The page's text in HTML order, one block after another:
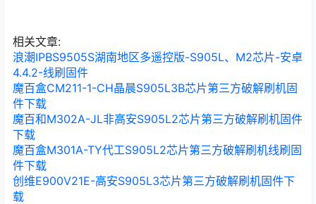
相关文章:
浪潮IPBS9505S湖南地区多遥控版-S905L、M2芯片-安卓
4.4.2-线刷固件
魔百盒CM211-1-CH晶晨S905L3B芯片第三方破解刷机固
件下载
魔百和M302A-JL非高安S905L2芯片第三方破解刷机固件
下载
魔百盒M301A-TY代工S905L2芯片第三方破解刷机线刷固
件下载
创维E900V21E-高安S905L3芯片第三方破解刷机固件下
载